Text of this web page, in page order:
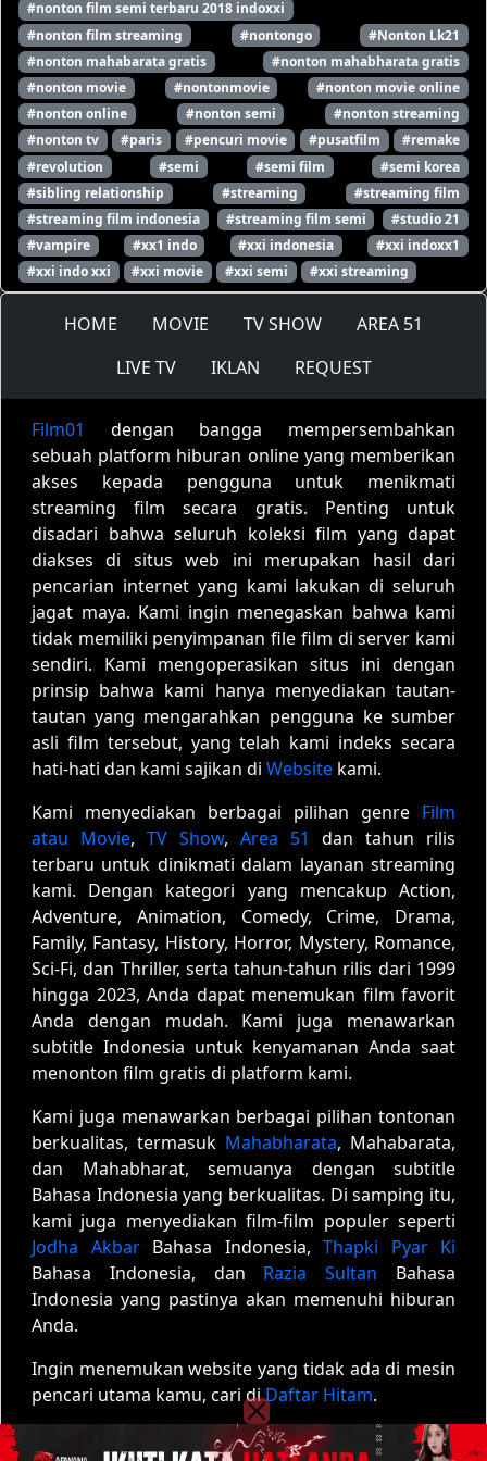
#nonton film semi terbaru 2018 indoxxi
#nonton film streaming
#nontongo
#Nonton Lk21
#nonton mahabarata gratis
#nonton mahabharata gratis
#nonton movie
#nontonmovie
#nonton movie online
#nonton online
#nonton semi
#nonton streaming
#nonton tv
#paris #pencuri movie #pusatfilm
#remake
#revolution
#semi #semi film
#semi korea
#sibling relationship
#streaming
#streaming film
#streaming film indonesia
#streaming film semi
#studio 21
#vampire
#xx1 indo #xxi indonesia
#xxi indoxx1
#xxi indo xxi
#xxi movie #xxi semi #xxi streaming
HOME MOVIE TV SHOW
AREA 51
LIVE TV
IKLAN REQUEST
Film01
dengan bangga mempersembahkan
sebuah platform hiburan online yang memberikan
akses kepada pengguna untuk menikmati
streaming film secara gratis. Penting untuk
disadari bahwa seluruh koleksi film yang dapat
diakses di situs web ini merupakan hasil dari
pencarian internet yang kami lakukan di seluruh
jagat maya. Kami ingin menegaskan bahwa kami
tidak memiliki penyimpanan file film di server kami
sendiri. Kami mengoperasikan situs ini dengan
prinsip bahwa kami hanya menyediakan tautan-
tautan yang mengarahkan pengguna ke sumber
asli film tersebut, yang telah kami indeks secara
hati-hati dan kami sajikan di Website kami.
Kami menyediakan berbagai pilihan genre Film
atau Movie, TV Show, Area 51
dan tahun rilis
terbaru untuk dinikmati dalam layanan streaming
kami. Dengan kategori yang mencakup Action,
Adventure, Animation, Comedy, Crime, Drama,
Family, Fantasy, History, Horror, Mystery, Romance,
Sci-Fi, dan Thriller, serta tahun-tahun rilis dari 1999
hingga 2023, Anda dapat menemukan film favorit
Anda dengan mudah. Kami juga menawarkan
subtitle Indonesia untuk kenyamanan Anda saat
menonton film gratis di platform kami.
Kami juga menawarkan berbagai pilihan tontonan
berkualitas, termasuk Mahabharata, Mahabarata,
dan Mahabharat, semuanya dengan subtitle
Bahasa Indonesia yang berkualitas. Di samping itu,
kami juga menyediakan film-film populer seperti
Jodha AkbarBahasa Indonesia, Thapki Pyar Ki
Bahasa Indonesia, dan Razia Sultan Bahasa
Indonesia yang pastinya akan memenuhi hiburan
Anda.
Ingin menemukan website yang tidak ada di mesin
pencari utama kamu, cari diDaftar Hitam.